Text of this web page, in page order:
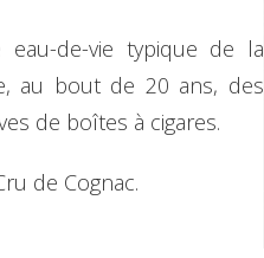
eau-de-vie typique de la
au bout de 20 ans, des
de boîtes à cigares.
de Cognac.